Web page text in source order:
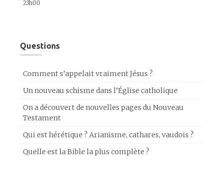
23h00
Questions
Comment s’appelait vraiment Jésus ?
Un nouveau schisme dans l’Église catholique
On a découvert de nouvelles pages du Nouveau
Testament
Qui est hérétique ? Arianisme, cathares, vaudois ?
Quelle est la Bible la plus complète ?